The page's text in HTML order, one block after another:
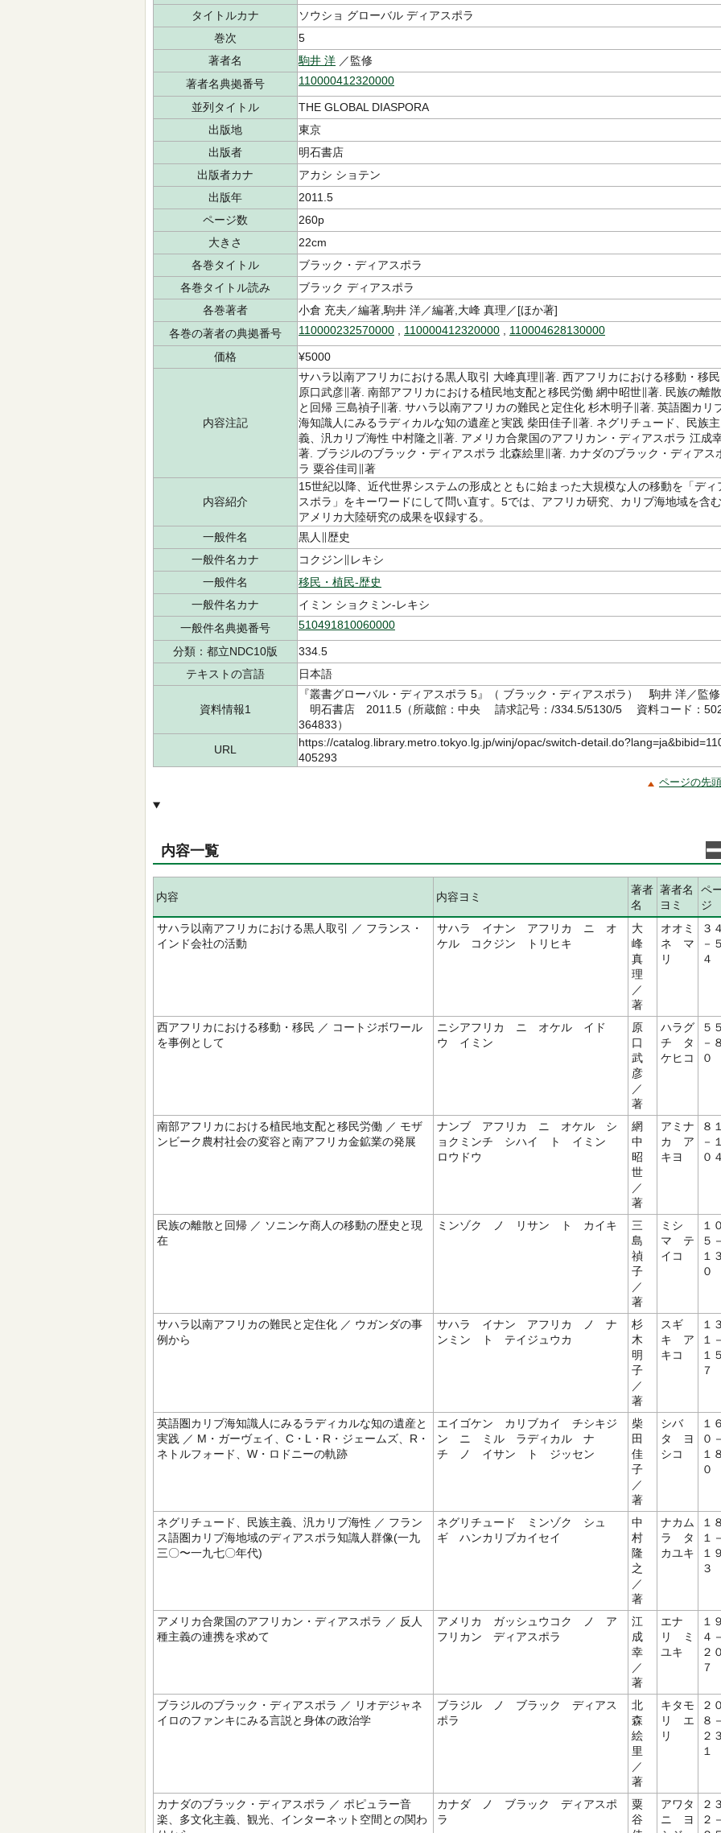
タイトルカナ
ソウショ グローバル ディアスポラ
巻次
5
著者名
駒井 洋 ／監修
著者名典拠番号
110000412320000
並列タイトル
THE GLOBAL DIASPORA
出版地
東京
出版者
明石書店
出版者カナ
アカシ ショテン
出版年
2011.5
ページ数
260p
大きさ
22cm
各巻タイトル
ブラック・ディアスポラ
各巻タイトル読み
ブラック ディアスポラ
各巻著者
小倉 充夫／編著,駒井 洋／編著,大峰 真理／[ほか著]
各巻の著者の典拠番号
110000232570000 110000412320000 110004628130000
価格 ¥5000
内容注記
サハラ以南アフリカにおける黒人取引 大峰真理∥著. 西アフリカにおける移動・移民
原口武彦∥著. 南部アフリカにおける植民地支配と移民労働 網中昭世∥著. 民族の離散
と回帰 三島禎子∥著. サハラ以南アフリカの難民と定住化 杉木明子∥著. 英語圏カリ
海知識人にみるラディカルな知の遺産と実践 柴田佳子∥著. ネグリチュード、民族主
義、汎カリブ海性 中村隆之∥著. アメリカ合衆国のアフリカン・ディアスポラ 江成
著. ブラジルのブラック・ディアスポラ 北森絵里∥著. カナダのブラック・ディアス
ラ 粟谷佳司∥著
内容紹介
15世紀以降、近代世界システムの形成とともに始まった大規模な人の移動を「ディ
スポラ」をキーワードにして問い直す。5では、アフリカ研究、カリブ海地域を含む
アメリカ大陸研究の成果を収録する。
一般件名
黒人∥歴史
一般件名カナ
コクジン∥レキシ
一般件名
移民・植民-歴史
一般件名カナ
イミン ショクミン-レキシ
一般件名典拠番号
510491810060000
分類：都立NDC10版
334.5
テキストの言語
日本語
資料情報1
『叢書グローバル・ディアスポラ 5』（ ブラック・ディアスポラ） 駒井 洋／監修
明石書店 2011.5（所蔵館：中央 請求記号：/334.5/5130/5 資料コード：
364833）
URL
https://catalog.library.metro.tokyo.lg.jp/winj/opac/switch-
405293
ページの先
内容一覧
内容 内容ヨミ
著者
名
著者名
ヨミ
ペ
ジ
サハラ以南アフリカにおける黒人取引 ／ フランス・
インド会社の活動
サハラ イナン アフリカ ニ オ
ケル コクジン トリヒキ
大
峰
真
理
／
著
オオミ
ネ マ
リ
３
－
４
西アフリカにおける移動・移民 ／ コートジボワール
を事例として
ニシアフリカ ニ オケル イド
ウ イミン
原
口
武
彦
／
著
ハラグ
チ タ
ケヒコ
５
－
０
南部アフリカにおける植民地支配と移民労働 ／ モザ
ンビーク農村社会の変容と南アフリカ金鉱業の発展
ナンブ アフリカ ニ オケル シ
ョクミンチ シハイ ト イミン
ロウドウ
網
中
昭
世
／
著
アミナ
カ ア
キヨ
８
－
０
民族の離散と回帰 ／ ソニンケ商人の移動の歴史と現
在
ミンゾク ノ リサン ト カイキ
三
島
禎
子
／
著
ミシ
マ テ
イコ
１
５
１
０
サハラ以南アフリカの難民と定住化 ／ ウガンダの事
例から
サハラ イナン アフリカ ノ ナ
ンミン ト テイジュウカ
杉
木
明
子
／
著
スギ
キ ア
キコ
１
１
１
７
英語圏カリブ海知識人にみるラディカルな知の遺産と
実践 ／ M・ガーヴェイ、C・L・R・ジェームズ、R・
ネトルフォード、W・ロドニーの軌跡
エイゴケン カリブカイ チシキジ
ン ニ ミル ラディカル ナ
チ ノ イサン ト ジッセン
柴
田
佳
子
／
著
シバ
タ ヨ
シコ
１
０
１
０
ネグリチュード、民族主義、汎カリブ海性 ／ フラン
ス語圏カリブ海地域のディアスポラ知識人群像(一九
三〇〜一九七〇年代)
ネグリチュード ミンゾク シュ
ギ ハンカリブカイセイ
中
村
隆
之
／
著
ナカム
ラ タ
カユキ
１
１
１
３
アメリカ合衆国のアフリカン・ディアスポラ ／ 反人
種主義の連携を求めて
アメリカ ガッシュウコク ノ ア
フリカン ディアスポラ
江
成
幸
／
著
エナ
リ ミ
ユキ
１
４
２
７
ブラジルのブラック・ディアスポラ ／ リオデジャネ
イロのファンキにみる言説と身体の政治学
ブラジル ノ ブラック ディアス
ポラ
北
森
絵
里
／
著
キタモ
リ エ
リ
２
８
２
１
カナダのブラック・ディアスポラ ／ ポピュラー音
楽、多文化主義、観光、インターネット空間との関わ
カナダ ノ ブラック ディアスポ
ラ
粟
谷
アワタ
ニ ヨ
２
２